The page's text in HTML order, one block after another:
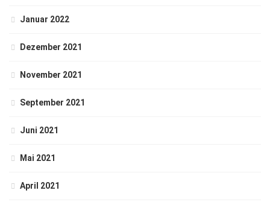
Januar 2022
Dezember 2021
November 2021
September 2021
Juni 2021
Mai 2021
April 2021